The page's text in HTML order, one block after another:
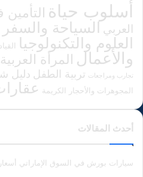
أسلوب حياة
العربي السياحة والسفر
العلوم والتكنولوجيا
والأعمال المرأة العربية
تجارب ومراجعات تربية الطفل دليل
المجوهرات والأحجار الكريمة
أحدث المقالات
سيارات بورش في السوق الإماراتي